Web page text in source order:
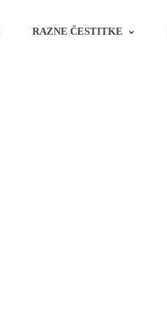
RAZNE ČESTITKE